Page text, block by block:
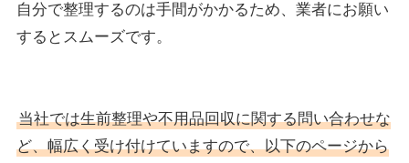
自分で整理するのは手間がかかるため、業者にお願い
するとスムーズです。
当社では生前整理や不用品回収に関する問い合わせな
ど、幅広く受け付けていますので、以下のページから